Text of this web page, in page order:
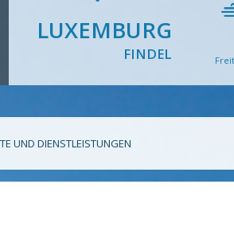
LUXEMBURG
FINDEL
UND DIENSTLEISTUNGEN